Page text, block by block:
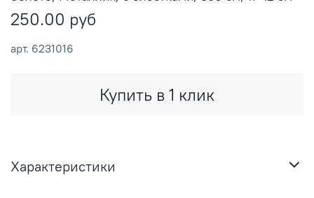
арт. 6231016
250.00 руб
Купить в 1 клик
Характеристики